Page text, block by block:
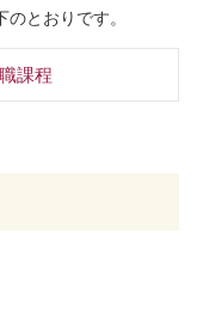
とおりです。
課程